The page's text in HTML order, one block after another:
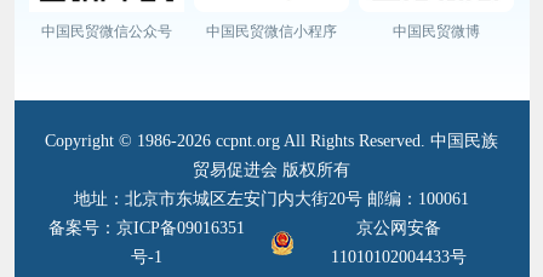
中国民贸微信公众号 中国民贸微信小程序 中国民贸微博
Copyright © 1986-2026 ccpnt.org All Rights Reserved. 中国民族
贸易促进会 版权所有
地址：北京市东城区左安门内大街20号 邮编：100061
备案号：京ICP备09016351
号-1
京公网安备
11010102004433号